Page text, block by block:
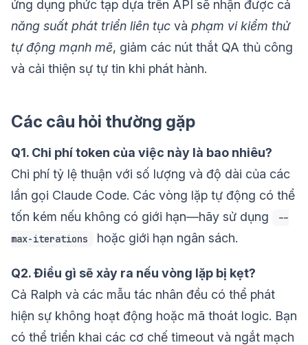
ứng dụng phức tạp dựa trên API sẽ nhận được cả
năng suất phát triển liên tục và phạm vi kiểm thử
tự động mạnh mẽ, giảm các nút thắt QA thủ công
và cải thiện sự tự tin khi phát hành.
Các câu hỏi thường gặp
Q1. Chi phí token của việc này là bao nhiêu?
Chi phí tỷ lệ thuận với số lượng và độ dài của các
lần gọi Claude Code. Các vòng lặp tự động có thể
tốn kém nếu không có giới hạn—hãy sử dụng
--
max-iterations
hoặc giới hạn ngân sách.
Q2. Điều gì sẽ xảy ra nếu vòng lặp bị kẹt?
Cả Ralph và các mẫu tác nhân đều có thể phát
hiện sự không hoạt động hoặc mã thoát logic. Bạn
có thể triển khai các cơ chế timeout và ngắt mạch